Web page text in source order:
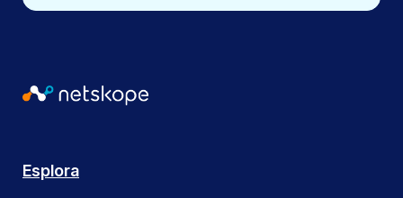
Esplora